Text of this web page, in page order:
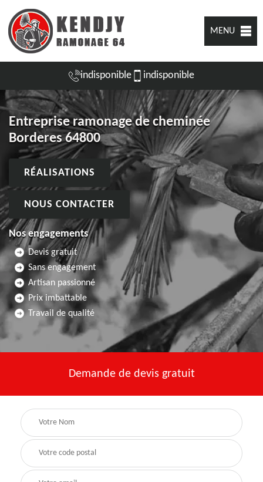
MENU
indisponible indisponible
Entreprise ramonage de cheminée
Borderes 64800
RÉALISATIONS
NOUS CONTACTER
Nos engagements
Devis gratuit
Sans engagement
Artisan passionné
Prix imbattable
Travail de qualité
Demande de devis gratuit